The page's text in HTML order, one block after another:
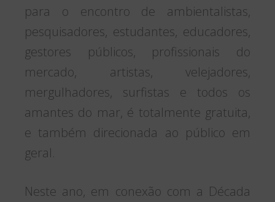
para o encontro de ambientalistas,
pesquisadores, estudantes, educadores,
gestores públicos, profissionais do
mercado, artistas, velejadores,
mergulhadores, surfistas e todos os
amantes do mar, é totalmente gratuita,
e também direcionada ao público em
geral.
Neste ano, em conexão com a Década